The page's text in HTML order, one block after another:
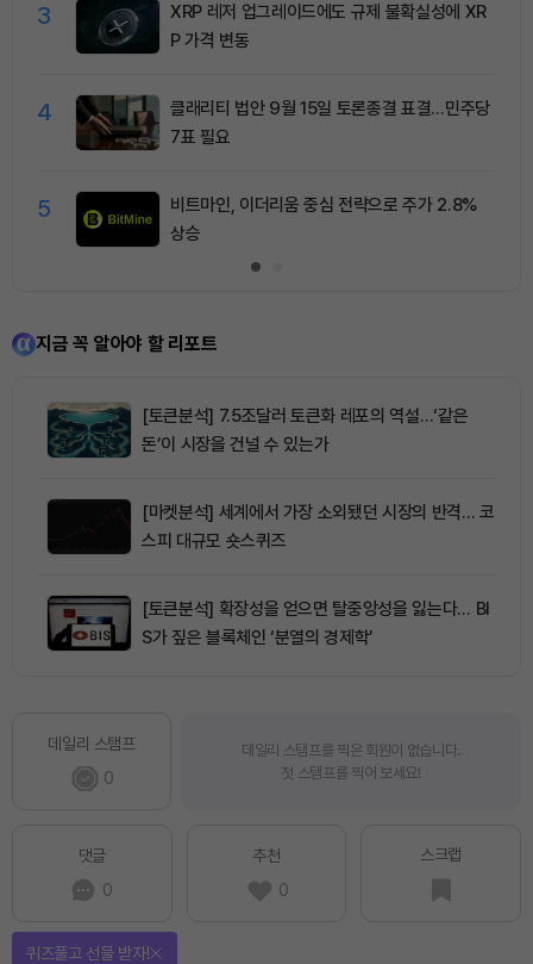
3
XRP 레저 업그레이드에도 규제 불확실성에 XR
P 가격 변동
4
클래리티 법안 9월 15일 토론종결 표결…민주당
7표 필요
5
비트마인, 이더리움 중심 전략으로 주가 2.8%
상승
지금 꼭 알아야 할 리포트
[토큰분석] 7.5조달러 토큰화 레포의 역설…‘같은
돈’이 시장을 건널 수 있는가
[마켓분석] 세계에서 가장 소외됐던 시장의 반격… 코
스피 대규모 숏스퀴즈
[토큰분석] 확장성을 얻으면 탈중앙성을 잃는다… BI
S가 짚은 블록체인 ‘분열의 경제학’
데일리 스탬프
0
데일리 스탬프를 찍은 회원이 없습니다.
첫 스탬프를 찍어 보세요!
댓글
0
추천
0
스크랩
퀴즈풀고 선물 받자!